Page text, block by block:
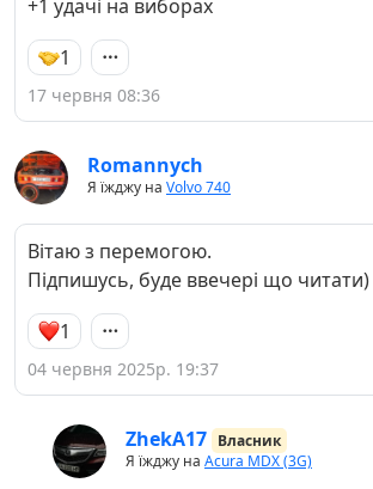
+1 удачі на виборах
1
17 червня 08:36
Romannych
Я їжджу на Volvo 740
Вітаю з перемогою.
Підпишусь, буде ввечері що читати)
1
04 червня 2025р. 19:37
ZhekA17 Власник
Я їжджу на Acura MDX (3G)